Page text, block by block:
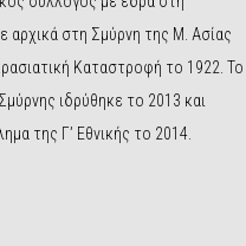
αρχικά στη Σμύρνη της Μ. Ασίας
Καταστροφή το 1922. Το
ιδρύθηκε το 2013 και
της Γ’ Εθνικής το 2014.